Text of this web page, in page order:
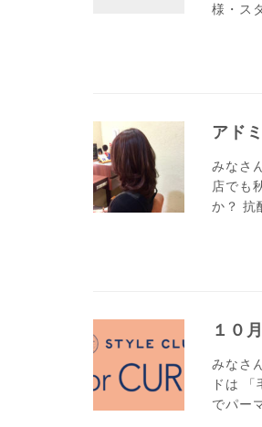
様・ス
アド
みなさ
店でも
か？ 抗
１０
みなさ
ドは
でパー